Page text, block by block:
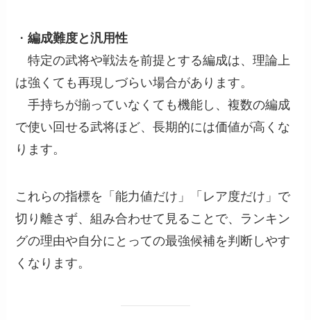
・編成難度と汎用性
特定の武将や戦法を前提とする編成は、理論上
は強くても再現しづらい場合があります。
手持ちが揃っていなくても機能し、複数の編成
で使い回せる武将ほど、長期的には価値が高くな
ります。
これらの指標を「能力値だけ」「レア度だけ」で
切り離さず、組み合わせて見ることで、ランキン
グの理由や自分にとっての最強候補を判断しやす
くなります。